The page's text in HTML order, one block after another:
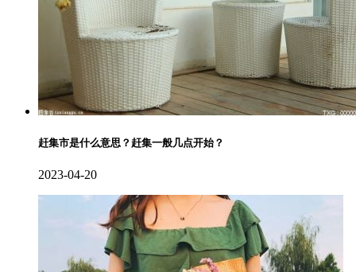
赶集市是什么意思？赶集一般几点开始？
2023-04-20